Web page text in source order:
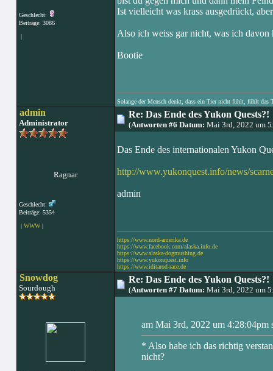
Geschlecht:
Beiträge: 3086
|
Ist vielleicht was krass ausgedrückt,
Also ich weiss gar nicht, was ich davon
Bootie
Solange der Mensch denkt, dass ein Tier nicht fühlt, fühlt das
admin
Administrator
Ragnar
Geschlecht:
Beiträge: 5354
| WWW|
Re: Das Ende des Yukon Quests?!
(Antworten #6 Datum: Mai 3rd, 2022 um
Das Ende des internationalen Yukon
http://www.yukonquest.info/news/
admin
https://www.nord-amerika.de
https://www.facebook.com/alaska.info.de
https://www.alaska-dogmushing.de
https://www.yukonquest.info
https://www.iditarod-race.de
Snowdog
Sourdough
Re: Das Ende des Yukon Quests?!
(Antworten #7 Datum: Mai 3rd, 2022 um
am Mai 3rd, 2022 um 4:28:04pm
* Also habe ich das richtig
nicht?